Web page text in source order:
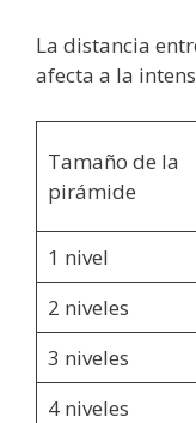
La distancia
afecta a la
Tamaño de la
pirámide
1 nivel
2 niveles
3 niveles
4 niveles